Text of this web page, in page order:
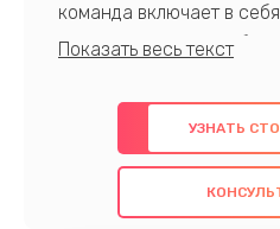
команда включает в
профессионалов с
предлагаем быстрый и
использованием
также гарантируем
проведенных работ.
УЗНАТЬ